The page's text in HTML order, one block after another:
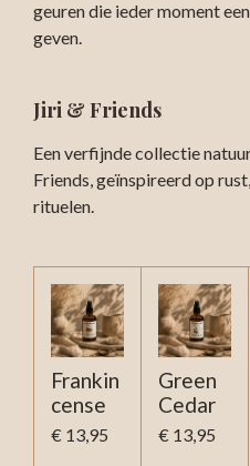
geuren die ieder moment
geven.
Jiri & Friends
Een verfijnde collectie
Friends, geïnspireerd op
rituelen.
Frankin
cense
€ 13,95
Green
Cedar
€ 13,95